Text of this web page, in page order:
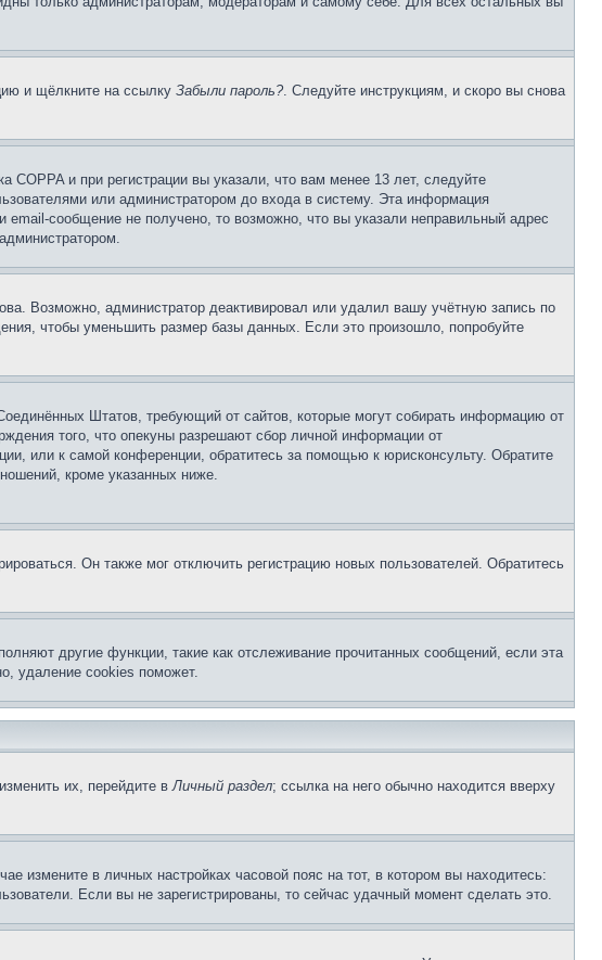
и щёлкните на ссылку Забыли пароль?. Следуйте инструкциям, и скоро вы снова
и при регистрации вы указали, что вам менее 13 лет, следуйте
или администратором до входа в систему. Эта информация
сообщение не получено, то возможно, что вы указали неправильный адрес
Возможно, администратор деактивировал или удалил вашу учётную запись по
чтобы уменьшить размер базы данных. Если это произошло, попробуйте
Штатов, требующий от сайтов, которые могут собирать информацию от
того, что опекуны разрешают сбор личной информации от
или к самой конференции, обратитесь за помощью к юрисконсульту. Обратите
кроме указанных ниже.
Он также мог отключить регистрацию новых пользователей. Обратитесь
другие функции, такие как отслеживание прочитанных сообщений, если эта
удаление cookies поможет.
их, перейдите вЛичный раздел; ссылка на него обычно находится вверху
измените в личных настройках часовой пояс на тот, в котором вы находитесь:
Если вы не зарегистрированы, то сейчас удачный момент сделать это.